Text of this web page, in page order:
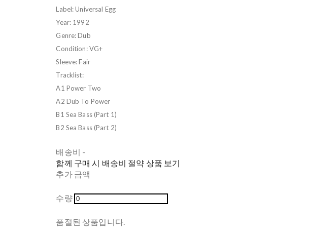
Label: Universal Egg
Year: 1992
Genre: Dub
Condition: VG+
Sleeve: Fair
Tracklist:
A1 Power Two
A2 Dub To Power
B1 Sea Bass (Part 1)
B2 Sea Bass (Part 2)
배송비 -
함께 구매 시 배송비 절약 상품 보기
추가 금액
수량
품절된 상품입니다.